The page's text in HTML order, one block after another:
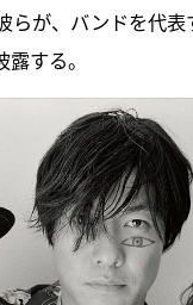
らが、バンドを代
する。